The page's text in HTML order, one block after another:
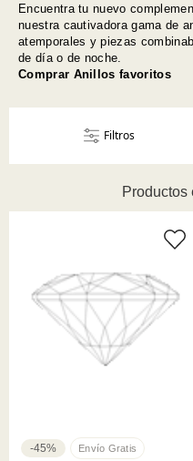
Encuentra tu nuevo
nuestra cautivadora gama de
atemporales y piezas
de día o de noche.
Comprar Anillos favoritos
Productos
Mejor descuento
Filtros
-45%